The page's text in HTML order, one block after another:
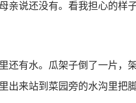
亲说还没有。看我担心的样
还有水。瓜架子倒了一片，
出来站到菜园旁的水沟里把